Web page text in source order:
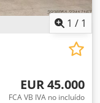
1 / 1
EUR 45.000
FCA VB IVA no incluído